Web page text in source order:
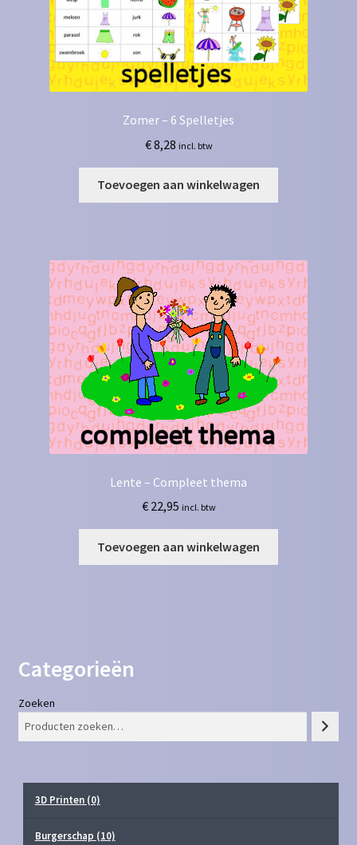
Zomer – 6 Spelletjes
€8,28 incl. btw
Toevoegen aan winkelwagen
Lente – Compleet thema
€22,95 incl. btw
Toevoegen aan winkelwagen
Categorieën
Zoeken
3D Printen (0)
Burgerschap (10)